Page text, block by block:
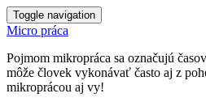
Toggle navigation
Micro práca
Pojmom mikropráca sa označujú
môže človek vykonávať často aj z
mikroprácou aj vy!